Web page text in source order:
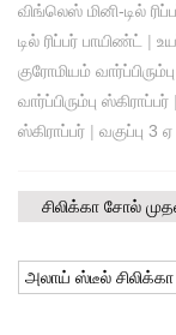
விங்லெஸ் மினி-டில்
டில் ரிப்பர் பாயிண்ட் |
குரோமியம்
வார்ப்பிரும்பு ஸ்கிராப்பர் |
ஸ்கிராப்பர் | வகுப்பு 3
சிலிக்கா சோல்
அலாய் ஸ்டீல் சிலிக்கா